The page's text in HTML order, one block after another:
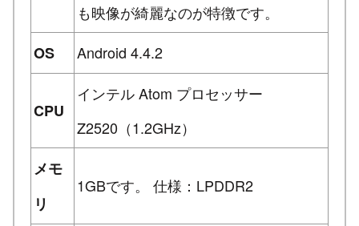
も映像が綺麗なのが特徴です。
OS
Android 4.4.2
CPU
インテル Atom プロセッサー
Z2520（1.2GHz）
メモ
リ
1GBです。 仕様：LPDDR2